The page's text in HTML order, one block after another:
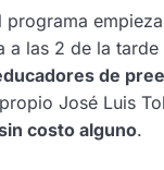
programa
a las 2 de la tarde
de
José Luis
costo alguno.